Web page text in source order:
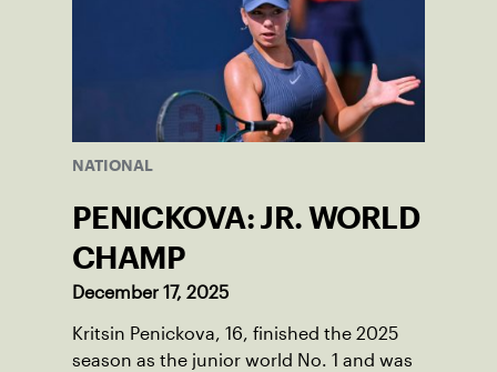
NATIONAL
PENICKOVA: JR. WORLD
CHAMP
December 17, 2025
Kritsin Penickova, 16, finished the 2025
season as the junior world No. 1 and was